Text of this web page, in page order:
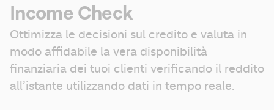
Income Check
Ottimizza le decisioni sul credito e valuta in
modo affidabile la vera disponibilità
finanziaria dei tuoi clienti verificando il reddito
all’istante utilizzando dati in tempo reale.